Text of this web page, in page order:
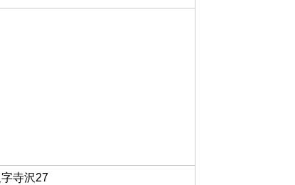
寺沢27